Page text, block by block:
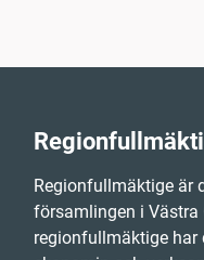
Regionfullmäktige är
församlingen i Västra
regionfullmäktige har